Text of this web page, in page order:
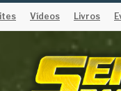
Vídeos Livros